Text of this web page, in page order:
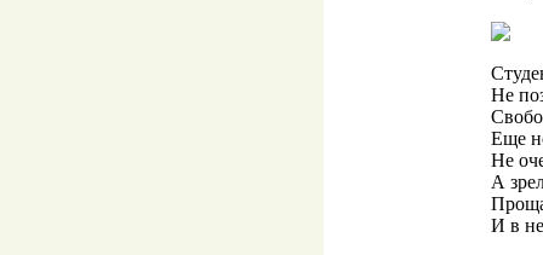
Не
Еще
Не
А
И в